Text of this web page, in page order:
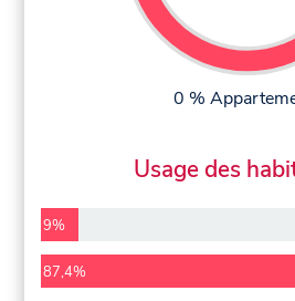
0 %
Usage des
9%
87,4%